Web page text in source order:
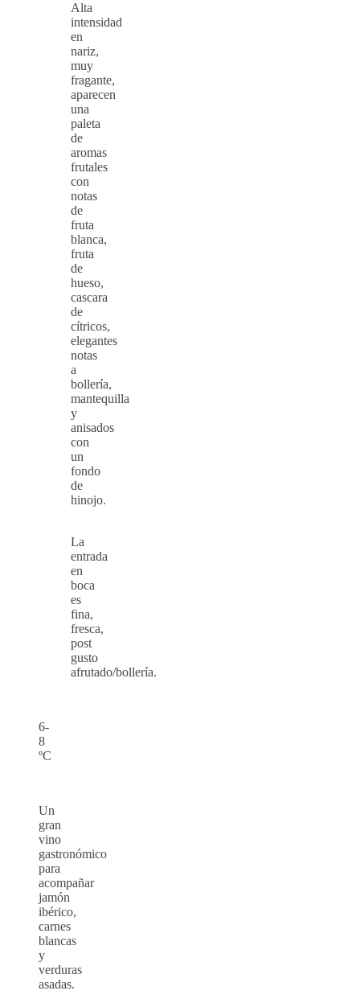
Alta
intensidad
en
nariz,
muy
fragante,
aparecen
una
paleta
de
aromas
frutales
con
notas
de
fruta
blanca,
fruta
de
hueso,
cascara
de
cítricos,
elegantes
notas
a
bollería,
mantequilla
y
anisados
con
un
fondo
de
hinojo.
La
entrada
en
boca
es
fina,
fresca,
post
gusto
afrutado/bollería.
6-
8
ºC
Un
gran
vino
gastronómico
para
acompañar
jamón
ibérico,
carnes
blancas
y
verduras
asadas.